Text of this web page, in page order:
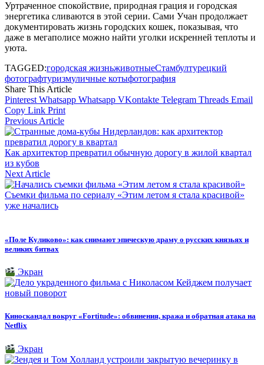
Уртраченное спокойствие, природная грация и городская
энергетика сливаются в этой серии. Сами Учан продолжает
документировать жизнь городских кошек, показывая, что
даже в мегаполисе можно найти уголки искренней теплоты и
уюта.
TAGGED:городская жизньживотныеСтамбултурецкий
фотографтуризмуличные котыфотография
Share This Article
Pinterest Whatsapp Whatsapp VKontakte Telegram Threads Email
Copy Link Print
Previous Article
Как архитектор превратил обычную дорогу в жилой квартал
из кубов
Next Article
Съемки фильма по сериалу «Этим летом я стала красивой»
уже начались
«Поле Куликово»: как снимают эпическую драму о русских князьях и
великих битвах
Экран
Киноскандал вокруг «Fortitude»: обвинения, кража и обратная атака на
Netflix
Экран